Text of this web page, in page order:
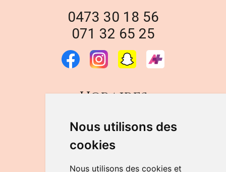
Nous utilisons des
cookies
Nous utilisons des cookies et
0473 30 18 56
071 32 65 25
Horaires
DU LUNDI AU VENDREDI
de 9h à 12h30 et de 14h à 18h
LE SAMEDI
de 9h à 12h30